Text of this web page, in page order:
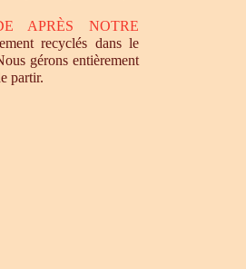
APRÈS NOTRE
recyclés dans le
gérons entièrement
partir.